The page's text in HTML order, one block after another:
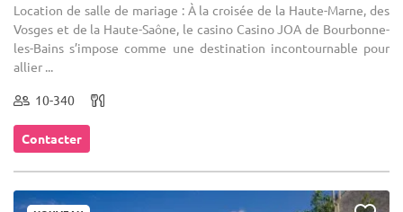
Location de salle de mariage : À la croisée de la Haute-Marne, des
Vosges et de la Haute-Saône, le casino Casino JOA de Bourbonne-
les-Bains s’impose comme une destination incontournable pour
allier ...
10-340
Contacter